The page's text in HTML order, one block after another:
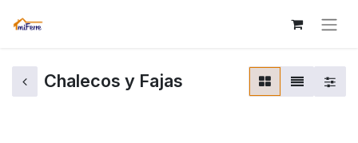
Chalecos y Fajas